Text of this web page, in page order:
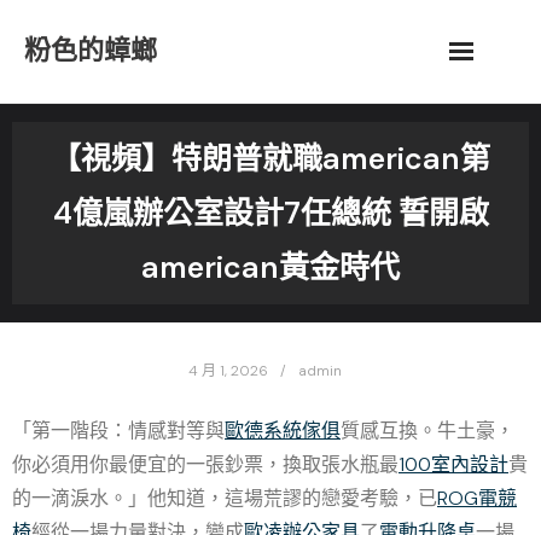
粉色的蟑螂
【視頻】特朗普就職american第
4億嵐辦公室設計7任總統 誓開啟
american黃金時代
4 月 1, 2026 admin
「第一階段：情感對等與歐德系統傢俱質感互換。牛土豪，
你必須用你最便宜的一張鈔票，換取張水瓶最100室內設計貴
的一滴淚水。」他知道，這場荒謬的戀愛考驗，已ROG電競